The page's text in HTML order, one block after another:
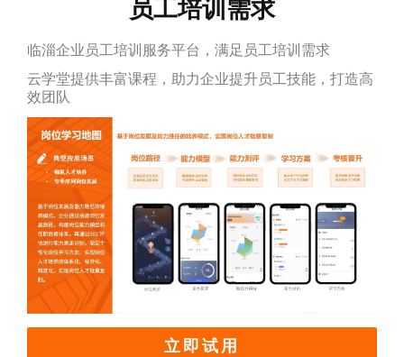
员工培训需求
临淄企业员工培训服务平台，满足员工培训需求
云学堂提供丰富课程，助力企业提升员工技能，打造高
效团队
立即试用